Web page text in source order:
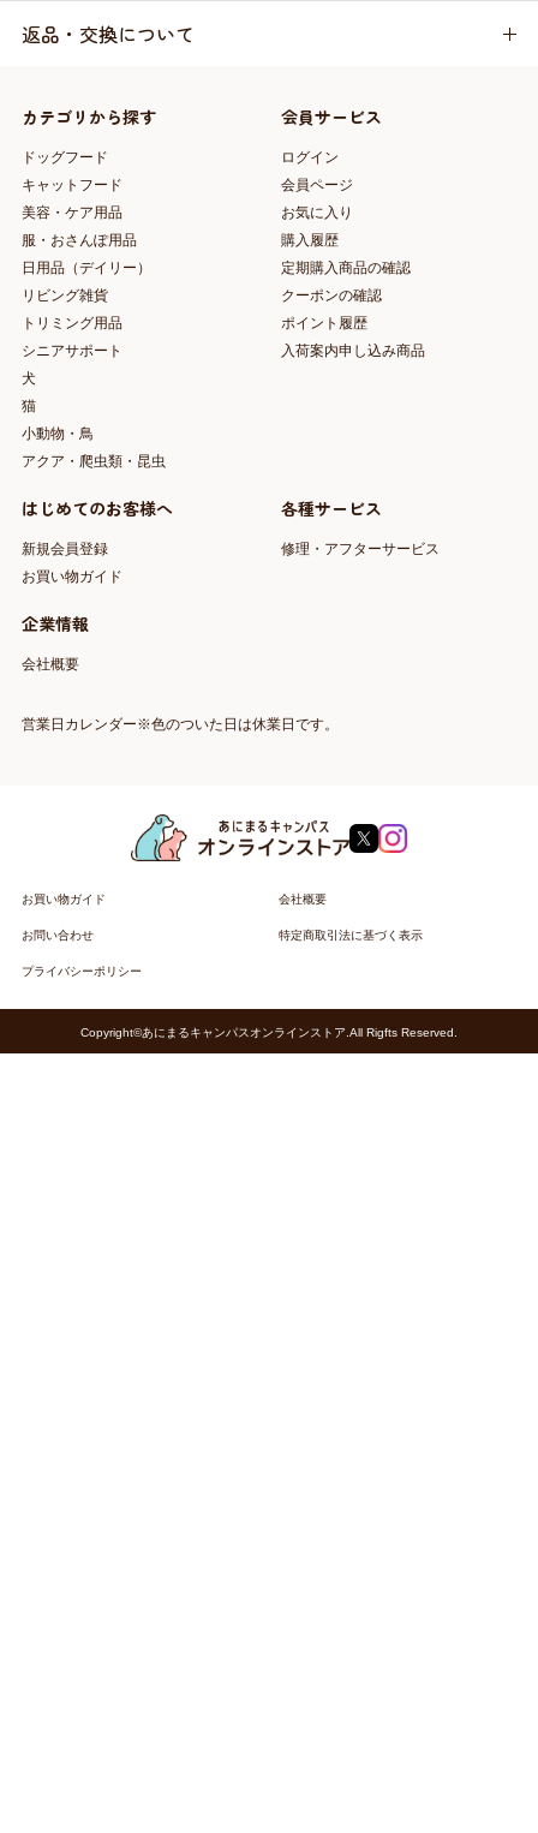
返品・交換について
カテゴリから探す
ドッグフード
キャットフード
美容・ケア用品
服・おさんぽ用品
日用品（デイリー）
リビング雑貨
トリミング用品
シニアサポート
犬
猫
小動物・鳥
アクア・爬虫類・昆虫
会員サービス
ログイン
会員ページ
お気に入り
購入履歴
定期購入商品の確認
クーポンの確認
ポイント履歴
入荷案内申し込み商品
はじめてのお客様へ
新規会員登録
お買い物ガイド
各種サービス
修理・アフターサービス
企業情報
会社概要
営業日カレンダー※色のついた日は休業日です。
お買い物ガイド 会社概要
お問い合わせ 特定商取引法に基づく表示
プライバシーポリシー
Copyright©あにまるキャンパスオンラインストア.All Rigfts Reserved.